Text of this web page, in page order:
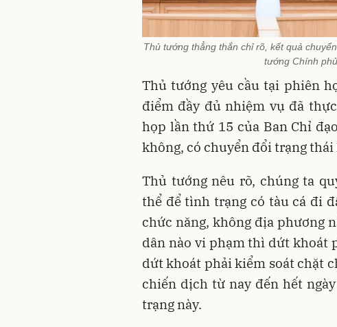
Thủ tướng thẳng thắn chỉ rõ, kết quả
tướng Chính
Thủ tướng yêu cầu tại phiên
điểm đầy đủ nhiệm vụ đã
họp lần thứ 15 của Ban Chỉ
không, có chuyển đổi trạng thái
Thủ tướng nêu rõ, chúng ta
thể để tình trạng có tàu cá đi
chức năng, không địa phương
dân nào vi phạm thì dứt khoát
dứt khoát phải kiểm soát chặt
chiến dịch từ nay đến hết
trạng này.